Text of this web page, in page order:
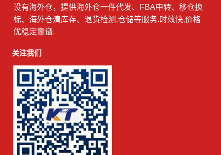
设有海外仓，提供海外仓一件代发、FBA中转、移仓换
标、海外仓清库存、退货检测,仓储等服务.时效快,价格
优稳定靠谱.
关注我们